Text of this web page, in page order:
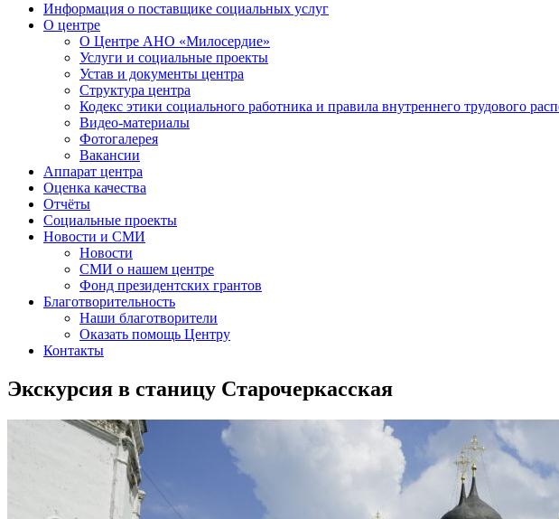
Информация о поставщике социальных услуг
О центре
О Центре АНО «Милосердие»
Услуги и социальные проекты
Устав и документы центра
Структура центра
Кодекс этики социального работника и правила внутреннего трудового
Видео-материалы
Фотогалерея
Вакансии
Аппарат центра
Оценка качества
Отчёты
Социальные проекты
Новости и СМИ
Новости
СМИ о нашем центре
Фонд президентских грантов
Благотворительность
Наши благотворители
Оказать помощь Центру
Контакты
Экскурсия в станицу Старочеркасская